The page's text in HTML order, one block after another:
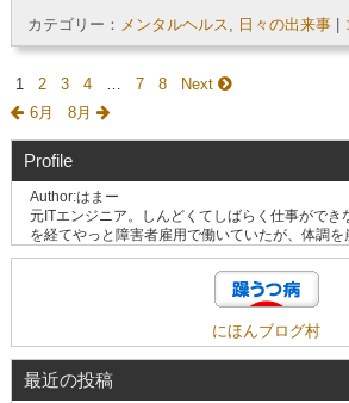
カテゴリー： メンタルヘルス, 日々の出来事
1 2 3 4 … 7 8
Next
6月
8月
Profile
Author:はまー
元ITエンジニア。しんどくてしばらく仕事ができ
を経てやっと障害者雇用で働いていたが、体調を
にほんブログ村
最近の投稿